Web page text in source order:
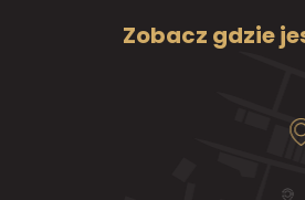
Zobacz gdzie